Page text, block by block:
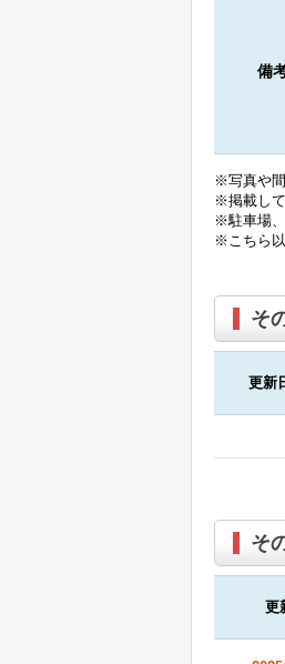
備
※写真や
※掲載し
※駐車場
※こちら
そ
更新
そ
更